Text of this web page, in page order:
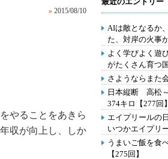
» 2015/08/10
やることをあきら
収が向上し、しか
AIは敵となるか
た、対岸の火事
よく学びよく遊
がたくさん育つ
さようならまた
日本縦断 高松
374キロ【277回】
エイプリールの
いつかエイプリ
うまいご飯を食
【275回】